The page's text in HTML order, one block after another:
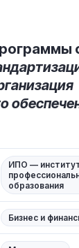
ИПО —
образования
Бизнес и